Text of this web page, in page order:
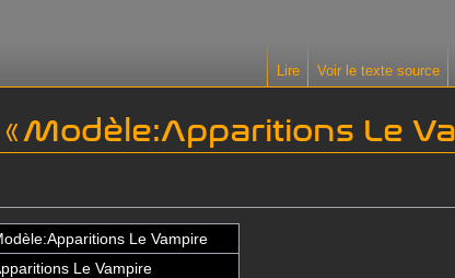
Modèle:Apparitions Le
Le Vampire
Le Vampire
Lire Voir le texte source